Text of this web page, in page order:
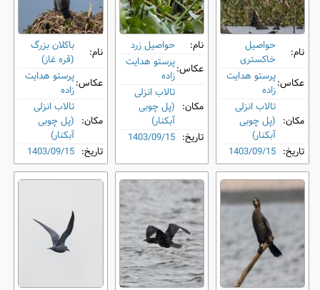
نام:
حواصیل
خاکستری
عکاس:پرستو هدایت
زاده
مکان:
تالاب انزلی
(پل چوبی
آبکنار)
تاریخ: 1403/09/15
نام:
حواصیل زرد
عکاس:پرستو هدایت
زاده
مکان:
تالاب انزلی
(پل چوبی
آبکنار)
تاریخ: 1403/09/15
نام:
باکلان بزرگ
(قره غاز)
عکاس:پرستو هدایت
زاده
مکان:
تالاب انزلی
(پل چوبی
آبکنار)
تاریخ: 1403/09/15